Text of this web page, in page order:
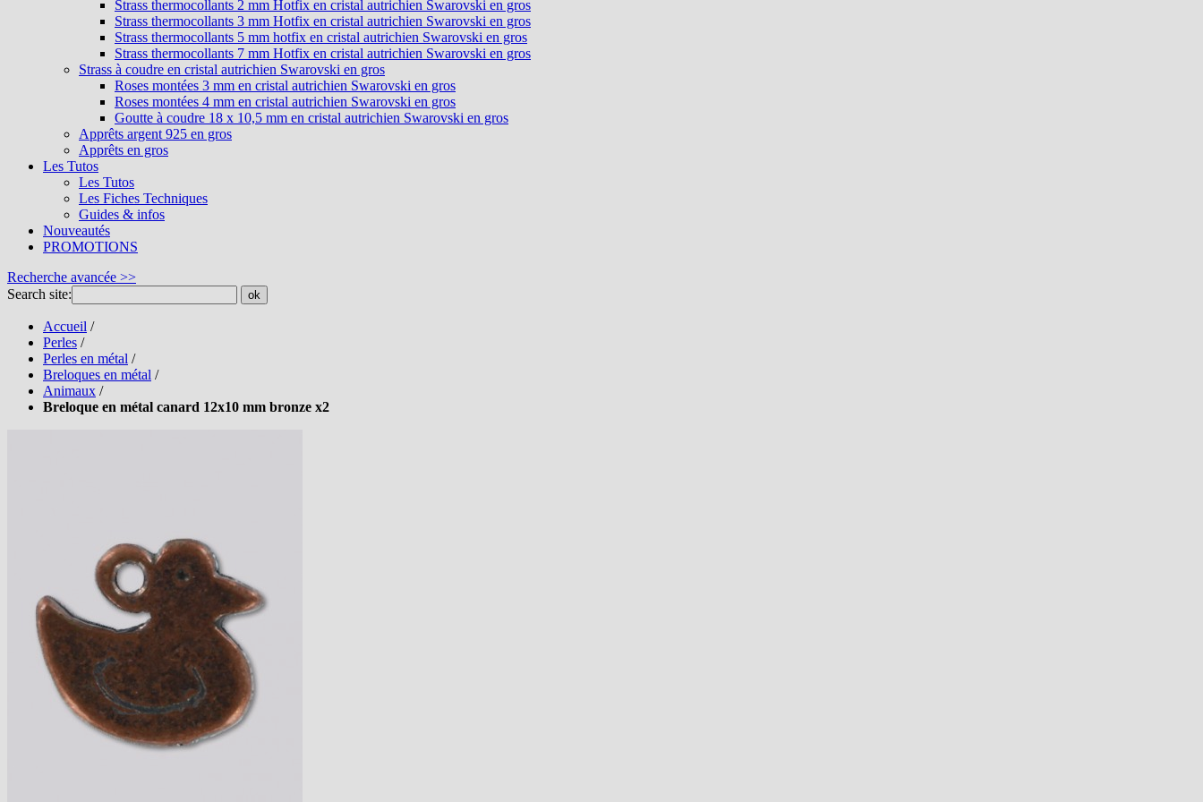
Strass thermocollants 2 mm Hotfix en cristal autrichien Swarovski en gros
Strass thermocollants 3 mm Hotfix en cristal autrichien Swarovski en gros
Strass thermocollants 5 mm hotfix en cristal autrichien Swarovski en gros
Strass thermocollants 7 mm Hotfix en cristal autrichien Swarovski en gros
Strass à coudre en cristal autrichien Swarovski en gros
Roses montées 3 mm en cristal autrichien Swarovski en gros
Roses montées 4 mm en cristal autrichien Swarovski en gros
Goutte à coudre 18 x 10,5 mm en cristal autrichien Swarovski en gros
Apprêts argent 925 en gros
Apprêts en gros
Les Tutos
Les Tutos
Les Fiches Techniques
Guides & infos
Nouveautés
PROMOTIONS
Recherche avancée >>
Search site:
ok
Accueil /
Perles /
Perles en métal /
Breloques en métal /
Animaux /
Breloque en métal canard 12x10 mm bronze x2